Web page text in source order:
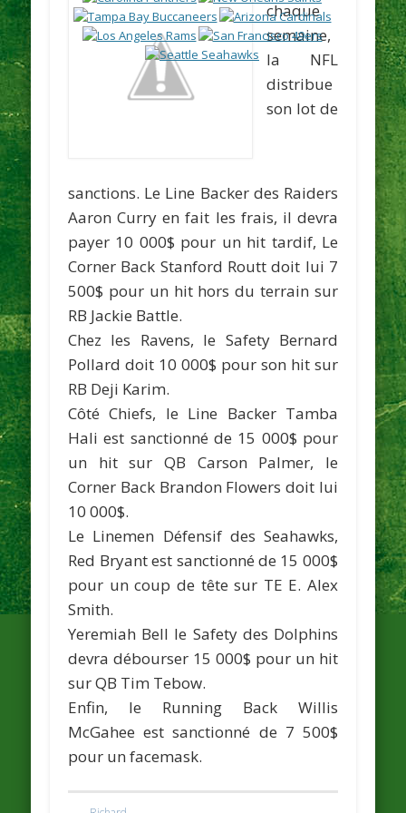
chaque
semaine,
la NFL
distribue
son lot de
sanctions. Le Line Backer des Raiders
Aaron Curry en fait les frais, il devra
payer 10 000$ pour un hit tardif, Le
Corner Back Stanford Routt doit lui 7
500$ pour un hit hors du terrain sur
RB Jackie Battle.
Chez les Ravens, le Safety Bernard
Pollard doit 10 000$ pour son hit sur
RB Deji Karim.
Côté Chiefs, le Line Backer Tamba
Haliest sanctionné de 15 000$ pour
un hit sur QB Carson Palmer, le
Corner BackBrandon Flowers doit lui
10 000$.
Le Linemen Défensif des Seahawks,
Red Bryantest sanctionné de 15 000$
pour un coup de tête sur TE E. Alex
Smith.
Yeremiah Bell le Safety des Dolphins
devra débourser 15 000$ pour un hit
sur QB Tim Tebow.
Enfin, le Running Back Willis
McGahee est sanctionné de 7 500$
pour un facemask.